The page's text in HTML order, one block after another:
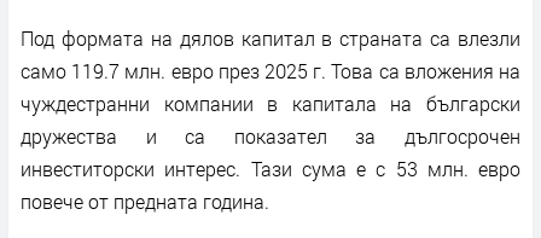
Под формата на дялов капитал в страната са влезли
само 119.7 млн. евро през 2025 г. Това са вложения на
чуждестранни компании в капитала на български
дружества и са показател за дългосрочен
инвеститорски интерес. Тази сума е с 53 млн. евро
повече от предната година.